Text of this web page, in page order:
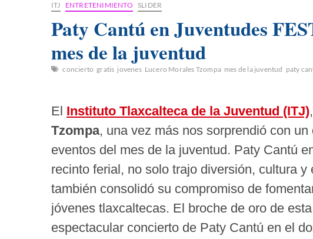
ITJ ENTRETENIMIENTO SLIDER
Paty Cantú en Juventudes
mes de la juventud
concierto gratis jovenes Lucero Morales Tzompa mes de la juventud paty
El Instituto Tlaxcalteca de la Juventud (ITJ)
Tzompa, una vez más nos sorprendió con
eventos del mes de la juventud. Paty Cantú
recinto ferial, no solo trajo diversión, cultura
también consolidó su compromiso de
jóvenes tlaxcaltecas. El broche de oro de
espectacular concierto de Paty Cantú en el